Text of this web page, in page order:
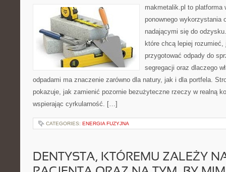
makmetalik.pl to platforma
ponownego wykorzystania
nadającymi się do
które chcą lepiej
przygotować odpady do
segregacji oraz dlaczego
odpadami ma znaczenie zarówno dla natury, jak i dla portfela.
pokazuje, jak zamienić pozornie bezużyteczne rzeczy w realną
wspierając cyrkularność. […]
CATEGORIES: ENERGIA FUZYJNA
DENTYSTA, KTÓREMU ZALEŻY